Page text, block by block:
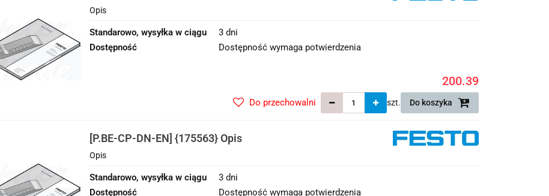
Opis
Standarowo, wysyłka w ciągu
3 dni
Dostępność
Dostępność wymaga potwierdzenia
200.39
szt. Do koszyka
Do przechowalni
[P.BE-CP-DN-EN] {175563} Opis
Opis
Standarowo, wysyłka w ciągu
3 dni
Dostępność
Dostępność wymaga potwierdzenia